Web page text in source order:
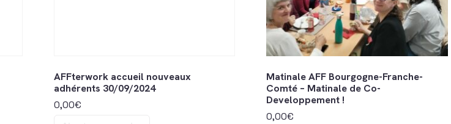
AFFterwork accueil nouveaux
adhérents 30/09/2024
0,00€
Matinale AFF Bourgogne-Franche-
Comté – Matinale de Co-
Developpement !
0,00€